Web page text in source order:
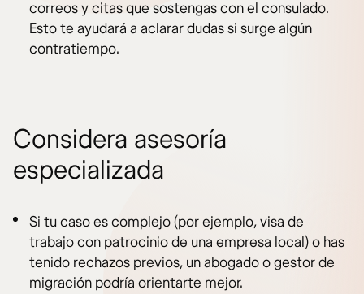
correos y citas que sostengas con el consulado.
Esto te ayudará a aclarar dudas si surge algún
contratiempo.
Considera asesoría
especializada
Si tu caso es complejo (por ejemplo, visa de
trabajo con patrocinio de una empresa local) o has
tenido rechazos previos, un abogado o gestor de
migración podría orientarte mejor.